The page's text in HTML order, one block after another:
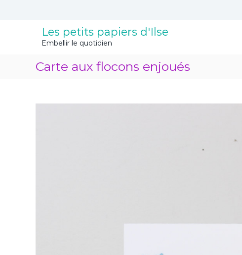
Les petits papiers d'Ilse
Embellir le quotidien
Carte aux flocons enjoués